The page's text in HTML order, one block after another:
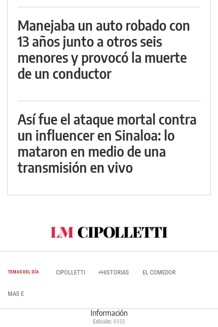
Manejaba un auto robado con
13 años junto a otros seis
menores y provocó la muerte
de un conductor
Así fue el ataque mortal contra
un influencer en Sinaloa: lo
mataron en medio de una
transmisión en vivo
TEMAS DEL DÍA CIPOLLETTI +HISTORIAS EL COMEDOR
MAS E
Información
Edición: 6950